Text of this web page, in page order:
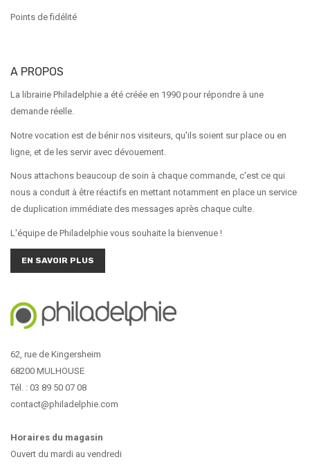
Points de fidélité
A PROPOS
La librairie Philadelphie a été créée en 1990 pour répondre à une
demande réelle.
Notre vocation est de bénir nos visiteurs, qu'ils soient sur place ou en
ligne, et de les servir avec dévouement.
Nous attachons beaucoup de soin à chaque commande, c'est ce qui
nous a conduit à être réactifs en mettant notamment en place un service
de duplication immédiate des messages après chaque culte.
L'équipe de Philadelphie vous souhaite la bienvenue !
EN SAVOIR PLUS
62, rue de Kingersheim
68200 MULHOUSE
Tél. : 03 89 50 07 08
contact@philadelphie.com
Horaires du magasin
Ouvert du mardi au vendredi